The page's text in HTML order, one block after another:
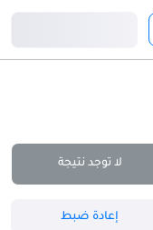
لا توجد نتيجة
إعادة ضبط